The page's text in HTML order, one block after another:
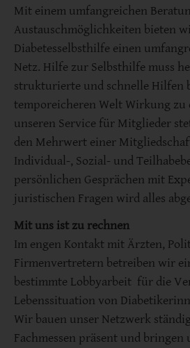
Mit einem umfangreichen
Austauschmöglichkeiten bieten
Diabetesselbsthilfe einen
Netz. Hilfe zur Selbsthilfe muss
strukturierte und schnelle Hilfen
temporeicheren Welt Wirkung zu
unseren Service für Mitglieder
den Mehrwert einer
Individual-, Sozial- und
persönlichen Gesprächen mit
juristischen Fragen wird alles
Mit uns ist zu rechnen
Im engen Kontakt mit Ärzten,
Firmenvertretern betreiben wir
bestimmte Lobbyarbeit für die
Lebenssituation von
Wir bauen unser Netzwerk
Fachmessen präsent und bringen